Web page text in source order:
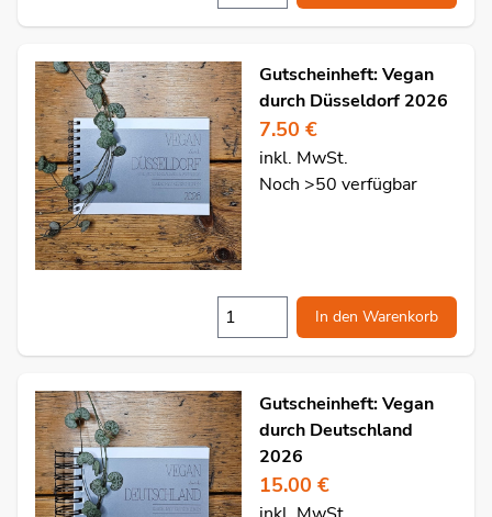
Gutscheinheft: Vegan
durch Düsseldorf 2026
7.50 €
inkl. MwSt.
Noch >50 verfügbar
In den Warenkorb
Gutscheinheft: Vegan
durch Deutschland
2026
15.00 €